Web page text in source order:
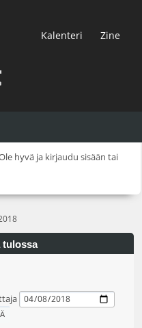
Kalenteri Zine
hyvä ja kirjaudu sisään tai
tulossa